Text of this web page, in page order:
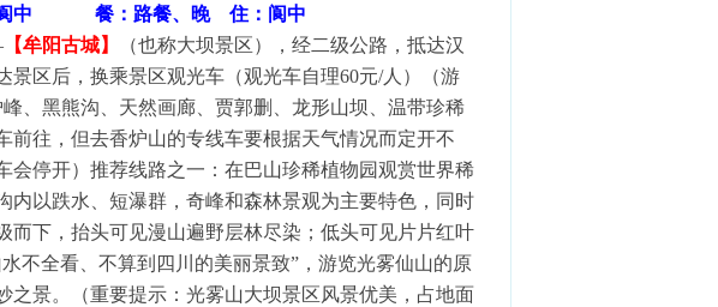
中
餐：路餐、晚
住：阆中
【牟阳古城】
（也称大坝景区），经二级公路，抵达汉
景区后，换乘景区观光车（观光车自理60元/人）（游
、黑熊沟、天然画廊、贾郭删、龙形山坝、温带珍稀
前往，但去香炉山的专线车要根据天气情况而定开不
会停开）推荐线路之一：在巴山珍稀植物园观赏世界稀
以跌水、短瀑群，奇峰和森林景观为主要特色，同时
而下，抬头可见漫山遍野层林尽染；低头可见片片红叶
不全看、不算到四川的美丽景致”，游览光雾仙山的原
之景。
（重要提示：光雾山大坝景区风景优美，占地面